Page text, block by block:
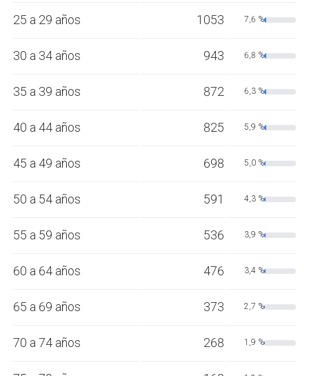
25 a 29 años 1053 7,6 %
30 a 34 años 943 6,8 %
35 a 39 años 872 6,3 %
40 a 44 años 825 5,9 %
45 a 49 años 698 5,0 %
50 a 54 años 591 4,3 %
55 a 59 años 536 3,9 %
60 a 64 años 476 3,4 %
65 a 69 años 373 2,7 %
70 a 74 años 268 1,9 %